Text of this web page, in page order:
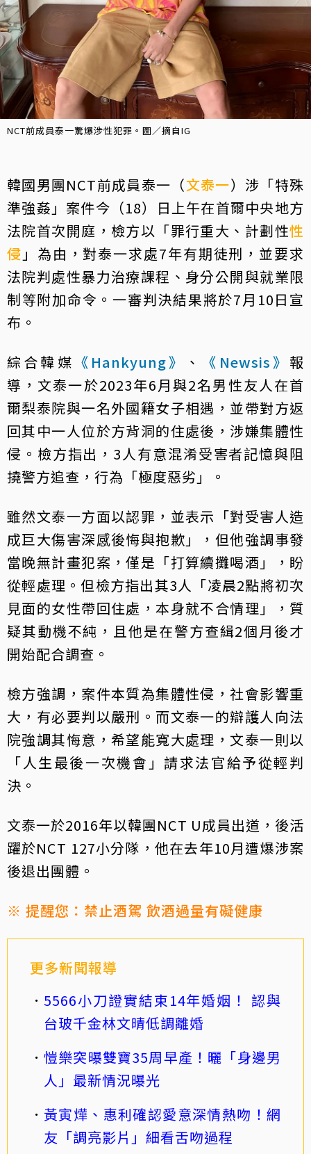
NCT前成員泰一驚爆涉性犯罪。圖／摘自IG
韓國男團NCT前成員泰一（文泰一）涉「特殊
準強姦」案件今（18）日上午在首爾中央地方
法院首次開庭，檢方以「罪行重大、計劃性性
侵 」為由，對泰一求處7年有期徒刑，並要求
法院判處性暴力治療課程、身分公開與就業限
制等附加命令。一審判決結果將於7月10日宣
布。
綜合韓媒 《Hankyung》 、 《Newsis》 報
導，文泰一於2023年6月與2名男性友人在首
爾梨泰院與一名外國籍女子相遇，並帶對方返
回其中一人位於方背洞的住處後，涉嫌集體性
侵。檢方指出，3人有意混淆受害者記憶與阻
撓警方追查，行為「極度惡劣」。
雖然文泰一方面以認罪，並表示「對受害人造
成巨大傷害深感後悔與抱歉」，但他強調事發
當晚無計畫犯案，僅是「打算續攤喝酒」，盼
從輕處理。但檢方指出其3人「凌晨2點將初次
見面的女性帶回住處，本身就不合情理」，質
疑其動機不純，且他是在警方查緝2個月後才
開始配合調查。
檢方強調，案件本質為集體性侵，社會影響重
大，有必要判以嚴刑。而文泰一的辯護人向法
院強調其悔意，希望能寬大處理，文泰一則以
「人生最後一次機會」請求法官給予從輕判
決。
文泰一於2016年以韓團NCT U成員出道，後活
躍於NCT 127小分隊，他在去年10月遭爆涉案
後退出團體。
※ 提醒您：禁止酒駕 飲酒過量有礙健康
更多新聞報導
5566小刀證實結束14年婚姻！ 認與
台玻千金林文晴低調離婚
愷樂突曝雙寶35周早產！曬「身邊男
人」最新情況曝光
黃寅燁、惠利確認愛意深情熱吻！網
友「調亮影片」細看舌吻過程